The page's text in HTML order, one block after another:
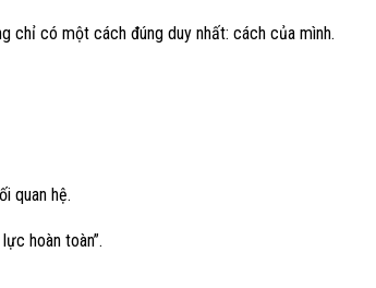
chỉ có một cách đúng duy nhất: cách của mình.
quan hệ.
hoàn toàn”.